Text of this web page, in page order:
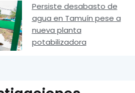
Persiste desabasto de
agua en Tamuín pese a
nueva planta
potabilizadora